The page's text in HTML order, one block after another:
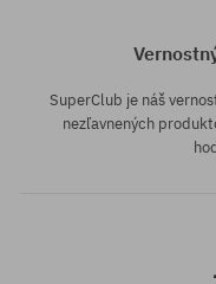
SuperClub je náš
nezľavnených